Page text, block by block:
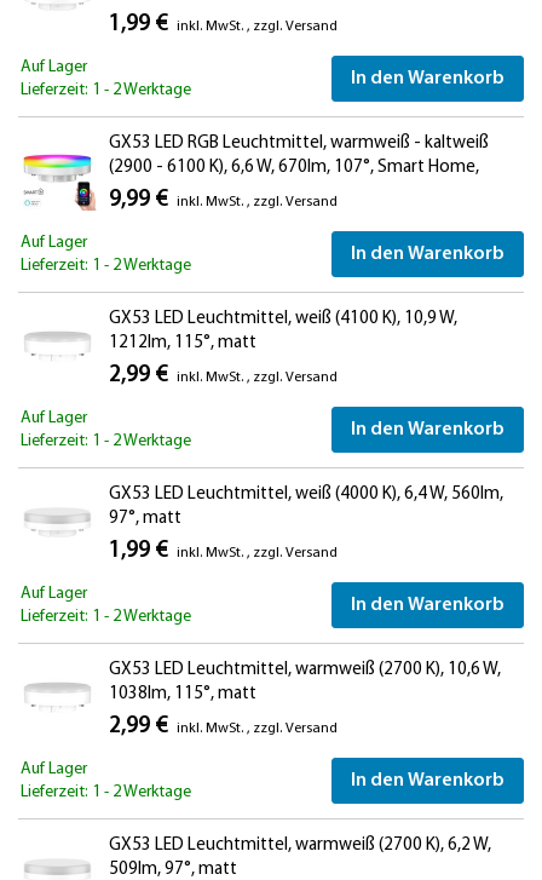
1,99 € inkl. MwSt. , zzgl. Versand
Auf Lager
Lieferzeit: 1 - 2 Werktage
In den Warenkorb
GX53 LED RGB Leuchtmittel, warmweiß - kaltweiß
(2900 - 6100 K), 6,6 W, 670lm, 107°, Smart Home,
WLAN, Alexa, matt
9,99 € inkl. MwSt. , zzgl. Versand
Auf Lager
Lieferzeit: 1 - 2 Werktage
In den Warenkorb
GX53 LED Leuchtmittel, weiß (4100 K), 10,9 W,
1212lm, 115°, matt
2,99 € inkl. MwSt. , zzgl. Versand
Auf Lager
Lieferzeit: 1 - 2 Werktage
In den Warenkorb
GX53 LED Leuchtmittel, weiß (4000 K), 6,4 W, 560lm,
97°, matt
1,99 € inkl. MwSt. , zzgl. Versand
Auf Lager
Lieferzeit: 1 - 2 Werktage
In den Warenkorb
GX53 LED Leuchtmittel, warmweiß (2700 K), 10,6 W,
1038lm, 115°, matt
2,99 € inkl. MwSt. , zzgl. Versand
Auf Lager
Lieferzeit: 1 - 2 Werktage
In den Warenkorb
GX53 LED Leuchtmittel, warmweiß (2700 K), 6,2 W,
509lm, 97°, matt